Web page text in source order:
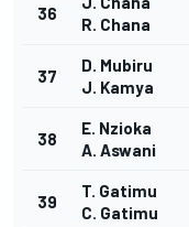
36
R. Chana
37
D. Mubiru
J. Kamya
38
E. Nzioka
A. Aswani
39
T. Gatimu
C. Gatimu